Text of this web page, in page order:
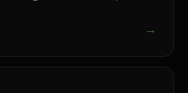
→